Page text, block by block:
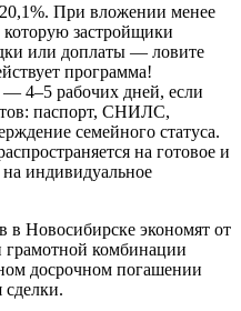
При вложении менее
застройщики
или доплаты — ловите
программа!
— 4–5 рабочих дней, если
паспорт, СНИЛС,
семейного статуса.
на готовое и
индивидуальное
в Новосибирске экономят от
грамотной комбинации
досрочном погашении
сделки.